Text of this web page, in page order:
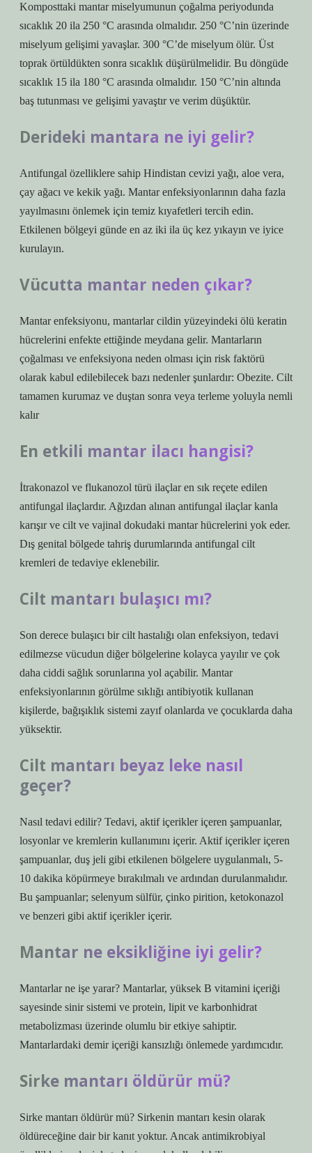
Komposttaki mantar miselyumunun çoğalma periyodunda
sıcaklık 20 ila 250 °C arasında olmalıdır. 250 °C’nin üzerinde
miselyum gelişimi yavaşlar. 300 °C’de miselyum ölür. Üst
toprak örtüldükten sonra sıcaklık düşürülmelidir. Bu döngüde
sıcaklık 15 ila 180 °C arasında olmalıdır. 150 °C’nin altında
baş tutunması ve gelişimi yavaştır ve verim düşüktür.
Derideki mantara ne iyi gelir?
Antifungal özelliklere sahip Hindistan cevizi yağı, aloe vera,
çay ağacı ve kekik yağı. Mantar enfeksiyonlarının daha fazla
yayılmasını önlemek için temiz kıyafetleri tercih edin.
Etkilenen bölgeyi günde en az iki ila üç kez yıkayın ve iyice
kurulayın.
Vücutta mantar neden çıkar?
Mantar enfeksiyonu, mantarlar cildin yüzeyindeki ölü keratin
hücrelerini enfekte ettiğinde meydana gelir. Mantarların
çoğalması ve enfeksiyona neden olması için risk faktörü
olarak kabul edilebilecek bazı nedenler şunlardır: Obezite. Cilt
tamamen kurumaz ve duştan sonra veya terleme yoluyla nemli
kalır
En etkili mantar ilacı hangisi?
İtrakonazol ve flukanozol türü ilaçlar en sık reçete edilen
antifungal ilaçlardır. Ağızdan alınan antifungal ilaçlar kanla
karışır ve cilt ve vajinal dokudaki mantar hücrelerini yok eder.
Dış genital bölgede tahriş durumlarında antifungal cilt
kremleri de tedaviye eklenebilir.
Cilt mantarı bulaşıcı mı?
Son derece bulaşıcı bir cilt hastalığı olan enfeksiyon, tedavi
edilmezse vücudun diğer bölgelerine kolayca yayılır ve çok
daha ciddi sağlık sorunlarına yol açabilir. Mantar
enfeksiyonlarının görülme sıklığı antibiyotik kullanan
kişilerde, bağışıklık sistemi zayıf olanlarda ve çocuklarda daha
yüksektir.
Cilt mantarı beyaz leke nasıl
geçer?
Nasıl tedavi edilir? Tedavi, aktif içerikler içeren şampuanlar,
losyonlar ve kremlerin kullanımını içerir. Aktif içerikler içeren
şampuanlar, duş jeli gibi etkilenen bölgelere uygulanmalı, 5-
10 dakika köpürmeye bırakılmalı ve ardından durulanmalıdır.
Bu şampuanlar; selenyum sülfür, çinko pirition, ketokonazol
ve benzeri gibi aktif içerikler içerir.
Mantar ne eksikliğine iyi gelir?
Mantarlar ne işe yarar? Mantarlar, yüksek B vitamini içeriği
sayesinde sinir sistemi ve protein, lipit ve karbonhidrat
metabolizması üzerinde olumlu bir etkiye sahiptir.
Mantarlardaki demir içeriği kansızlığı önlemede yardımcıdır.
Sirke mantarı öldürür mü?
Sirke mantarı öldürür mü? Sirkenin mantarı kesin olarak
öldüreceğine dair bir kanıt yoktur. Ancak antimikrobiyal